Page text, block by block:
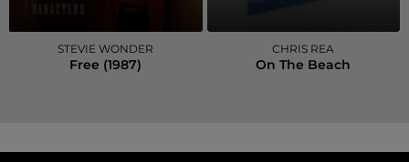
STEVIE WONDER
Free (1987)
CHRIS REA
On The Beach